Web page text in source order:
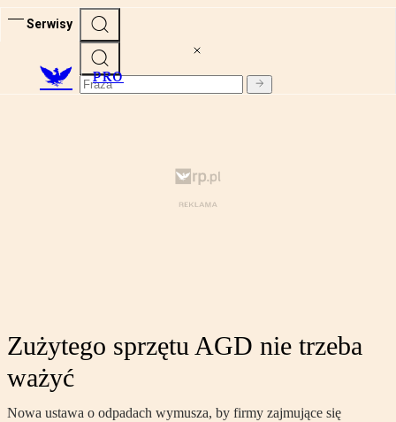
Serwisy
PRO
Zużytego sprzętu AGD nie trzeba
ważyć
Nowa ustawa o odpadach wymusza, by firmy zajmujące się